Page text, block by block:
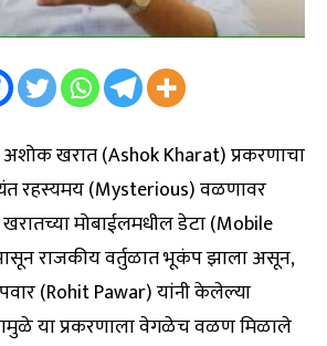
अशोक खरात (Ashok Kharat) प्रकरणाचा
रहस्यमय (Mysterious) वळणावर
मोबाईलमधील डेटा (Mobile
राजकीय वर्तुळात भूकंप झाला असून,
(Rohit Pawar) यांनी केलेल्या
या प्रकरणाला वेगळेच वळण मिळाले